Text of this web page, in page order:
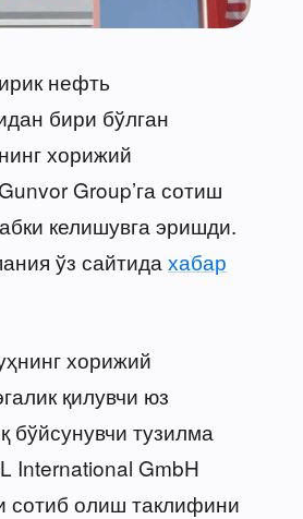
нефть
бири бўлган
хорижий
Group’га сотиш
келишувга эришди.
ўз сайтида хабар
хорижий
қилувчи юз
бўйсунувчи тузилма
International GmbH
сотиб олиш таклифини